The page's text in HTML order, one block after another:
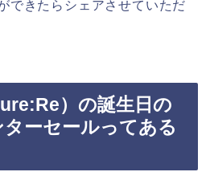
できたらシェアさせていただ
）の誕生日の
ーセールってある